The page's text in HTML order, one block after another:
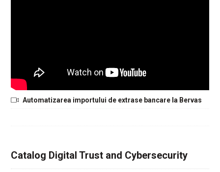
Automatizarea importului de extrase bancare la Bervas
Catalog Digital Trust and Cybersecurity